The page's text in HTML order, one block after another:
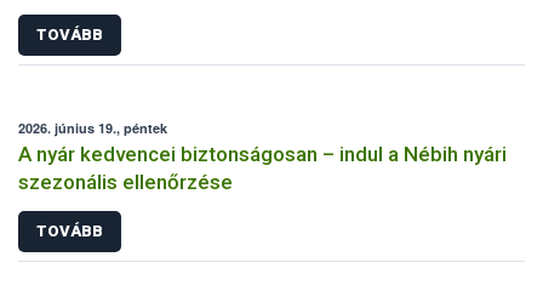
TOVÁBB
2026. június 19., péntek
A nyár kedvencei biztonságosan – indul a Nébih nyári
szezonális ellenőrzése
TOVÁBB